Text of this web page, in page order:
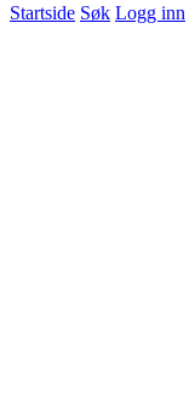
Startside Søk Logg inn